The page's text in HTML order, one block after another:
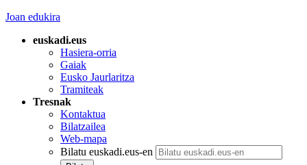
Joan edukira
euskadi.eus
Hasiera-orria
Gaiak
Eusko Jaurlaritza
Tramiteak
Tresnak
Kontaktua
Bilatzailea
Web-mapa
Bilatu euskadi.eus-en